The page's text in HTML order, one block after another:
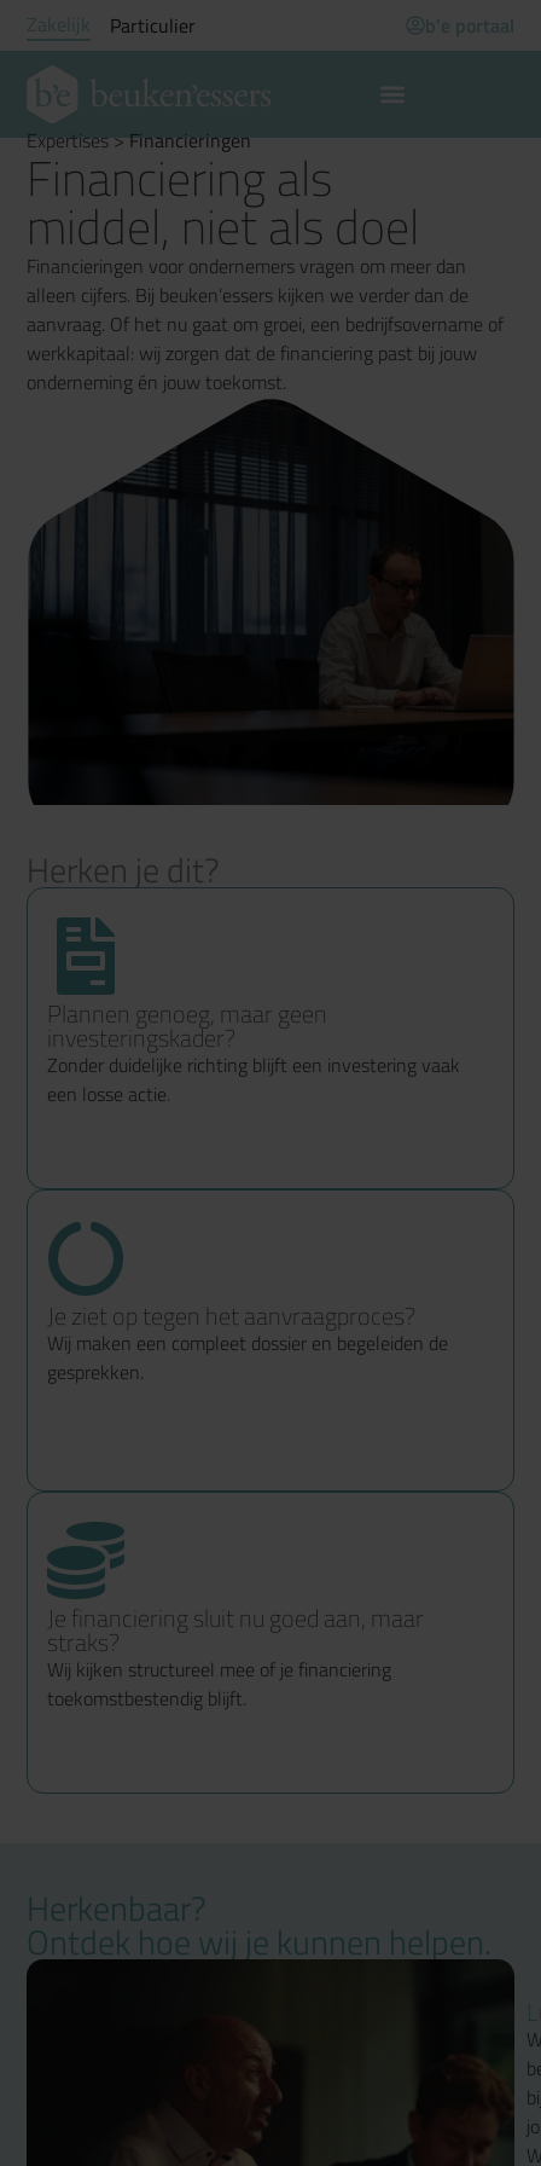
Zakelijk Particulier b'e portaal
Expertises>Financieringen
Financiering als
middel, niet als doel
Financieringen voor ondernemers vragen om meer dan
alleen cijfers. Bij beuken’essers kijken we verder dan de
aanvraag. Of het nu gaat om groei, een bedrijfsovername of
werkkapitaal: wij zorgen dat de financiering past bij jouw
onderneming én jouw toekomst.
Herken je dit?
Plannen genoeg, maar geen
investeringskader?
Zonder duidelijke richting blijft een investering vaak
een losse actie.
Je ziet op tegen het aanvraagproces?
Wij maken een compleet dossier en begeleiden de
gesprekken.
Je financiering sluit nu goed aan, maar
straks?
Wij kijken structureel mee of je financiering
toekomstbestendig blijft.
Herkenbaar?
Ontdek hoe wij je kunnen helpen.